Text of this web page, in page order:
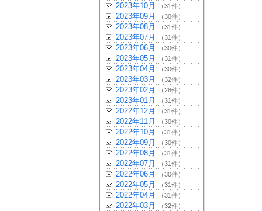
2023年10月 （31件）
2023年09月 （30件）
2023年08月 （31件）
2023年07月 （31件）
2023年06月 （30件）
2023年05月 （31件）
2023年04月 （30件）
2023年03月 （32件）
2023年02月 （28件）
2023年01月 （31件）
2022年12月 （31件）
2022年11月 （30件）
2022年10月 （31件）
2022年09月 （30件）
2022年08月 （31件）
2022年07月 （31件）
2022年06月 （30件）
2022年05月 （31件）
2022年04月 （31件）
2022年03月 （32件）